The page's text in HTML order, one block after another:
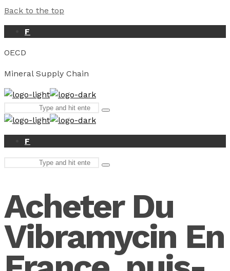
Back to the top
F
OECD
Mineral Supply Chain
for:
Type
enter
F
Type
Acheter Du
Vibramycin En